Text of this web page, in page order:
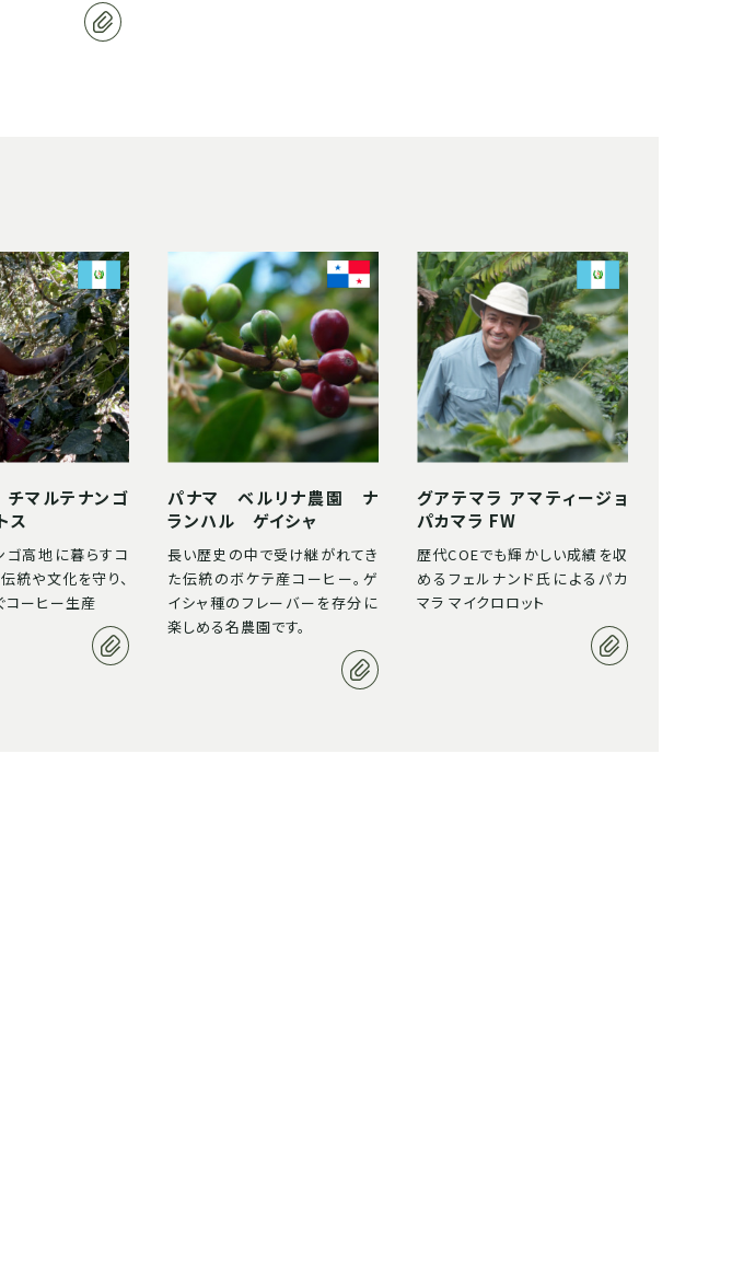
チマルテナンゴ
ス
ゴ高地に暮らすコ
統や文化を守り、
コーヒー生産
パナマ ベルリナ農園 ナ
ランハル ゲイシャ
長い歴史の中で受け継がれてき
た伝統のボケテ産コーヒー。ゲ
イシャ種のフレーバーを存分に
楽しめる名農園です。
グアテマラ アマティージョ
パカマラ FW
歴代COEでも輝かしい成績を収
めるフェルナンド氏によるパカ
マラ マイクロロット